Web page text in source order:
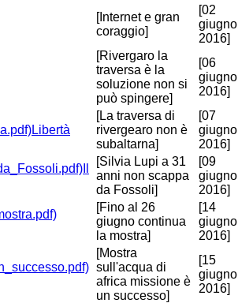
[Internet e gran
coraggio]
[02
giugno
2016]
[Rivergaro la
traversa è la
soluzione non si
può spingere]
[06
giugno
2016]
Libertà
[La traversa di
rivergearo non è
subaltarna]
[07
giugno
2016]
[Silvia Lupi a 31
anni non scappa
da Fossoli]
[09
giugno
2016]
[Fino al 26
giugno continua
la mostra]
[14
giugno
2016]
[Mostra
sull'acqua di
africa missione è
un successo]
[15
giugno
2016]